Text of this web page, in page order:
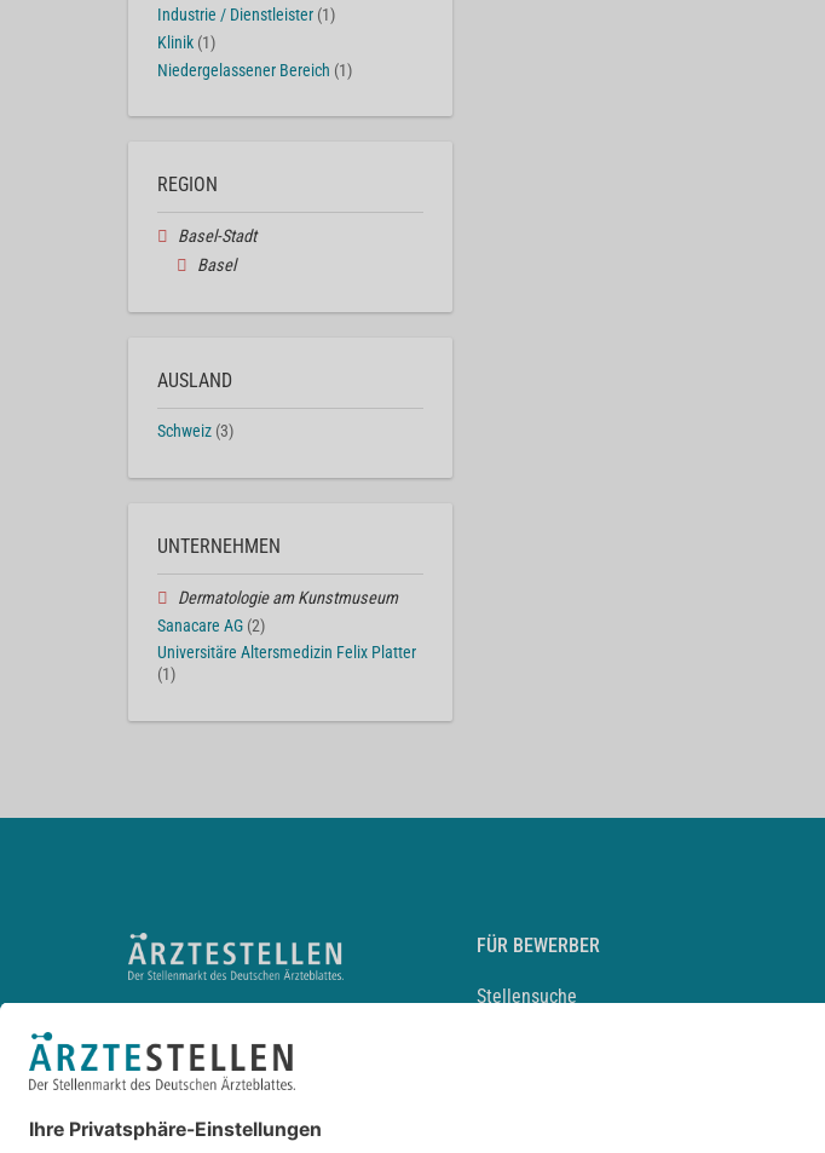
Industrie / Dienstleister (1)
Klinik (1)
Niedergelassener Bereich (1)
REGION
Basel-Stadt
Basel
AUSLAND
Schweiz (3)
UNTERNEHMEN
Dermatologie am Kunstmuseum
Sanacare AG (2)
Universitäre Altersmedizin Felix Platter
(1)
FÜR BEWERBER
Stellensuche